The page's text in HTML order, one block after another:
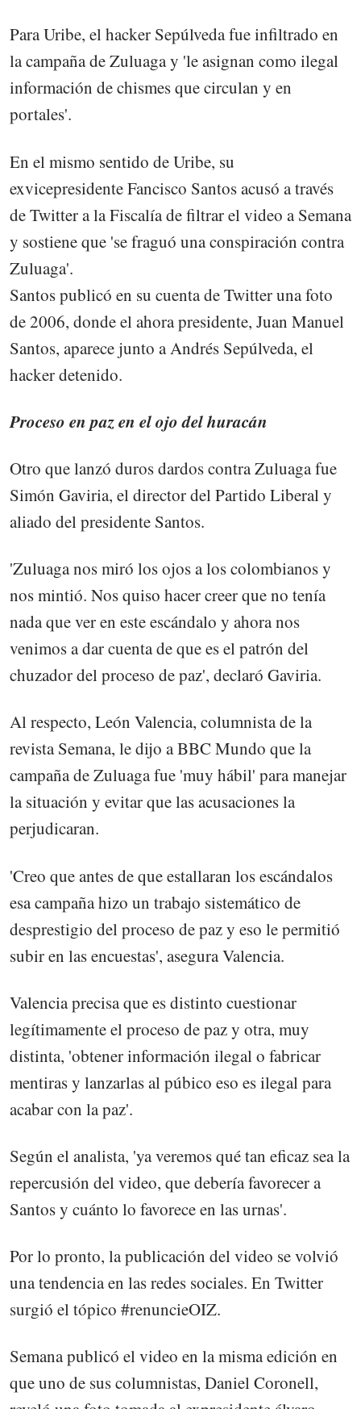
Para Uribe, el hacker Sepúlveda fue infiltrado en
la campaña de Zuluaga y 'le asignan como ilegal
información de chismes que circulan y en
portales'.
En el mismo sentido de Uribe, su
exvicepresidente Fancisco Santos acusó a través
de Twitter a la Fiscalía de filtrar el video a Semana
y sostiene que 'se fraguó una conspiración contra
Zuluaga'.
Santos publicó en su cuenta de Twitter una foto
de 2006, donde el ahora presidente, Juan Manuel
Santos, aparece junto a Andrés Sepúlveda, el
hacker detenido.
Proceso en paz en el ojo del huracán
Otro que lanzó duros dardos contra Zuluaga fue
Simón Gaviria, el director del Partido Liberal y
aliado del presidente Santos.
'Zuluaga nos miró los ojos a los colombianos y
nos mintió. Nos quiso hacer creer que no tenía
nada que ver en este escándalo y ahora nos
venimos a dar cuenta de que es el patrón del
chuzador del proceso de paz', declaró Gaviria.
Al respecto, León Valencia, columnista de la
revista Semana, le dijo a BBC Mundo que la
campaña de Zuluaga fue 'muy hábil' para manejar
la situación y evitar que las acusaciones la
perjudicaran.
'Creo que antes de que estallaran los escándalos
esa campaña hizo un trabajo sistemático de
desprestigio del proceso de paz y eso le permitió
subir en las encuestas', asegura Valencia.
Valencia precisa que es distinto cuestionar
legítimamente el proceso de paz y otra, muy
distinta, 'obtener información ilegal o fabricar
mentiras y lanzarlas al púbico eso es ilegal para
acabar con la paz'.
Según el analista, 'ya veremos qué tan eficaz sea la
repercusión del video, que debería favorecer a
Santos y cuánto lo favorece en las urnas'.
Por lo pronto, la publicación del video se volvió
una tendencia en las redes sociales. En Twitter
surgió el tópico #renuncieOIZ.
Semana publicó el video en la misma edición en
que uno de sus columnistas, Daniel Coronell,